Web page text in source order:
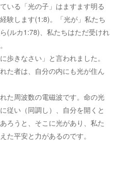
いる「光の子」はますます明る
験します(1:8)。「光が」私たち
(ルカ1:78)、私たちはただ受けれ
きなさい」と言われました。
た者は、自分の内にも光が住ん
た周波数の電磁波です。命の光
従い（同調し）、自分を開くと
ろうと、そこに光があり、私た
た平安と力があるのです。